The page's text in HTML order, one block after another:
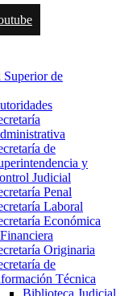
Superior de
de
y
Judicial
Penal
Laboral
Económica
Originaria
de
Técnica
Biblioteca Judicial